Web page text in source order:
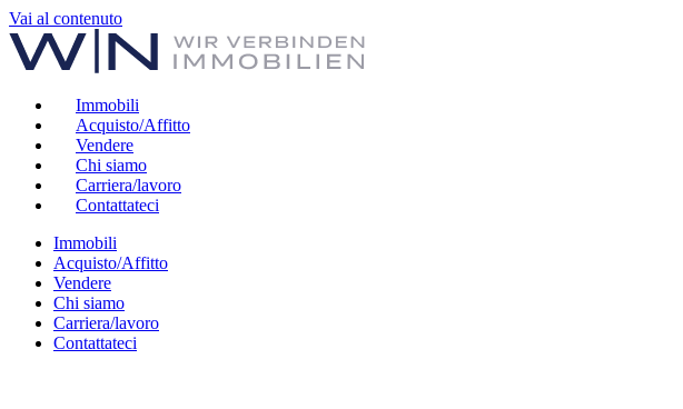
Vai al contenuto
Immobili
Acquisto/Affitto
Vendere
Chi siamo
Carriera/lavoro
Contattateci
Immobili
Acquisto/Affitto
Vendere
Chi siamo
Carriera/lavoro
Contattateci